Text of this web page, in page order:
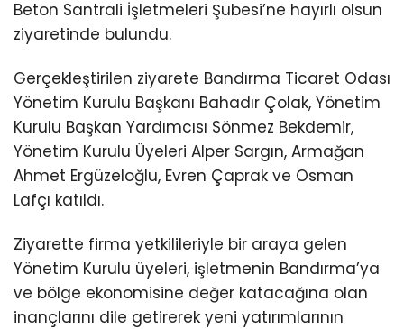
Beton Santrali İşletmeleri Şubesi’ne hayırlı olsun
ziyaretinde bulundu.
Gerçekleştirilen ziyarete Bandırma Ticaret Odası
Yönetim Kurulu Başkanı Bahadır Çolak, Yönetim
Kurulu Başkan Yardımcısı Sönmez Bekdemir,
Yönetim Kurulu Üyeleri Alper Sargın, Armağan
Ahmet Ergüzeloğlu, Evren Çaprak ve Osman
Lafçı katıldı.
Ziyarette firma yetkilileriyle bir araya gelen
Yönetim Kurulu üyeleri, işletmenin Bandırma’ya
ve bölge ekonomisine değer katacağına olan
inançlarını dile getirerek yeni yatırımlarının